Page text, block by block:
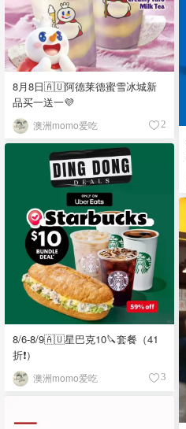
8月8日🇦🇺阿德莱德蜜雪冰城新
品买一送一💜
澳洲momo爱吃 2
8/6-8/9🇦🇺星巴克10🔪套餐（41
折❗）
澳洲momo爱吃 3